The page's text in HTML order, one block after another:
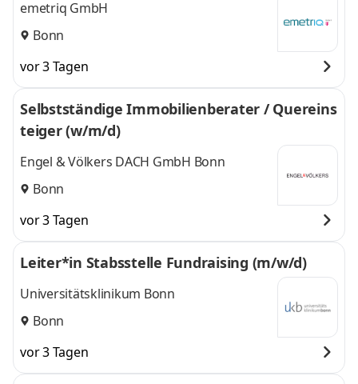
emetriq GmbH
Bonn
vor 3 Tagen
Selbstständige Immobilienberater / Quereins
teiger (w/m/d)
Engel & Völkers DACH GmbH Bonn
Bonn
vor 3 Tagen
Leiter*in Stabsstelle Fundraising (m/w/d)
Universitätsklinikum Bonn
Bonn
vor 3 Tagen